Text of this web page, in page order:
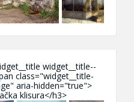
widget__title--
class="widget__title-
aria-hidden="true">
klisura</h3>